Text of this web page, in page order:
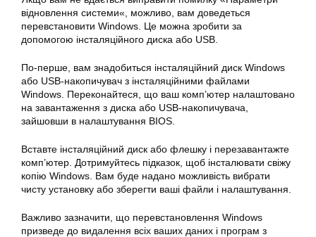
відновлення системи«, можливо, вам доведеться
перевстановити Windows . Це можна зробити за
допомогою інсталяційного диска або USB.
По-перше, вам знадобиться інсталяційний диск Windows
або USB-накопичувач з інсталяційними файлами
Windows. Переконайтеся, що ваш комп’ютер налаштовано
на завантаження з диска або USB-накопичувача,
зайшовши в налаштування BIOS.
Вставте інсталяційний диск або флешку і перезавантажте
комп’ютер. Дотримуйтесь підказок, щоб інсталювати свіжу
копію Windows . Вам буде надано можливість вибрати
чисту установку або зберегти ваші файли і налаштування.
Важливо зазначити, що перевстановлення Windows
призведе до видалення всіх ваших даних і програм з